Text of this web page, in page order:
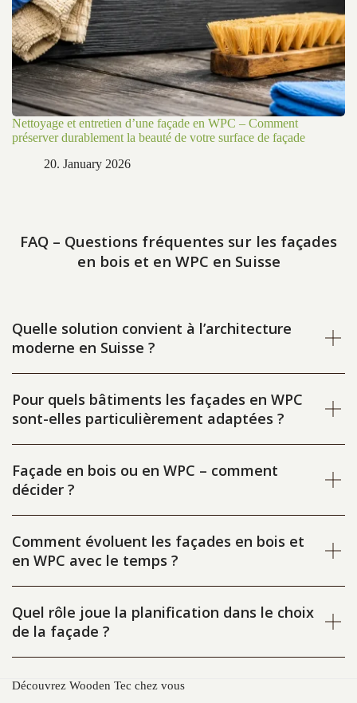
Nettoyage et entretien d’une façade en WPC – Comment
préserver durablement la beauté de votre surface de façade
20. January 2026
FAQ – Questions fréquentes sur les façades
en bois et en WPC en Suisse
Quelle solution convient à l’architecture
moderne en Suisse ?
Pour quels bâtiments les façades en WPC
sont-elles particulièrement adaptées ?
Façade en bois ou en WPC – comment
décider ?
Comment évoluent les façades en bois et
en WPC avec le temps ?
Quel rôle joue la planification dans le choix
de la façade ?
Découvrez Wooden Tec chez vous